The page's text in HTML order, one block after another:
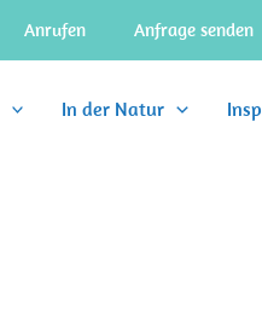
Anrufen Anfrage senden
In der Natur